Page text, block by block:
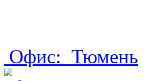
Офис: Тюмень